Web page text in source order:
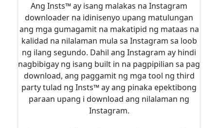
Ang Insts™ ay isang malakas na Instagram
downloader na idinisenyo upang matulungan
ang mga gumagamit na makatipid ng mataas na
kalidad na nilalaman mula sa Instagram sa loob
ng ilang segundo. Dahil ang Instagram ay hindi
nagbibigay ng isang built in na pagpipilian sa pag
download, ang paggamit ng mga tool ng third
party tulad ng Insts™ ay ang pinaka epektibong
paraan upang i download ang nilalaman ng
Instagram.